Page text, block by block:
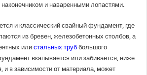
и наваренными лопастями.
и классический свайный фундамент, где
из бревен, железобетонных столбов, а
илистальных труб большого
вкапывается или забивается, ниже
и в зависимости от материала, может